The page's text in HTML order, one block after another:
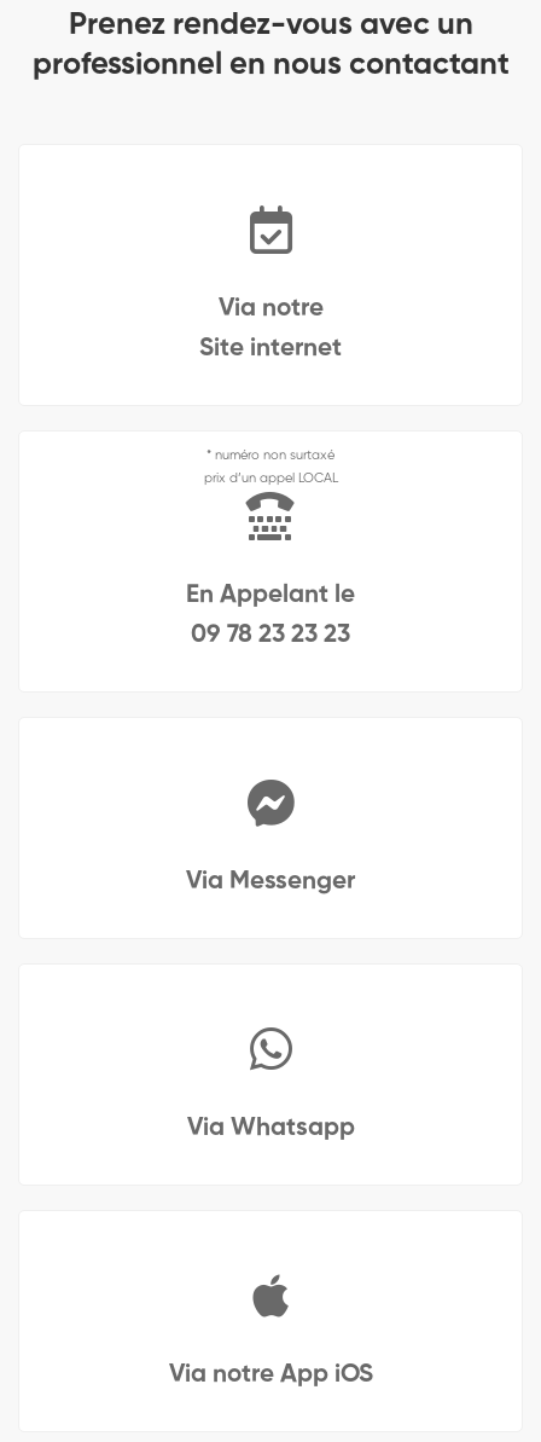
Prenez rendez-vous avec un
professionnel en nous contactant
Via notre
Site internet
* numéro non surtaxé
prix d’un appel LOCAL
En Appelant le
09 78 23 23 23
Via Messenger
Via Whatsapp
Via notre App iOS